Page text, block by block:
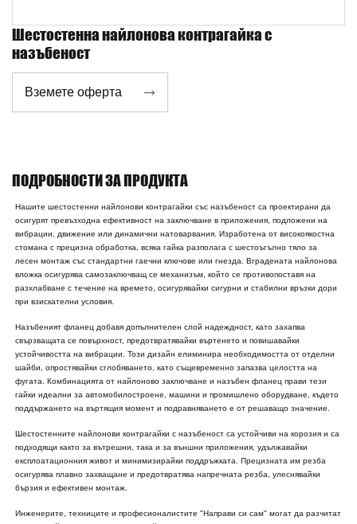
Шестостенна найлонова контрагайка с
назъбеност
Вземете оферта 
ПОДРОБНОСТИ ЗА ПРОДУКТА
Нашите шестостенни найлонови контрагайки със назъбеност са проектирани да
осигурят превъзходна ефективност на заключване в приложения, подложени на
вибрации, движение или динамични натоварвания. Изработена от високоякостна
стомана с прецизна обработка, всяка гайка разполага с шестоъгълно тяло за
лесен монтаж със стандартни гаечни ключове или гнезда. Вградената найлонова
вложка осигурява самозаключващ се механизъм, който се противопоставя на
разхлабване с течение на времето, осигурявайки сигурни и стабилни връзки дори
при взискателни условия.
Назъбеният фланец добавя допълнителен слой надеждност, като захапва
свързващата се повърхност, предотвратявайки въртенето и повишавайки
устойчивостта на вибрации. Този дизайн елиминира необходимостта от отделни
шайби, опростявайки сглобяването, като същевременно запазва целостта на
фугата. Комбинацията от найлоново заключване и назъбен фланец прави тези
гайки идеални за автомобилостроене, машини и промишлено оборудване, където
поддържането на въртящия момент и подравняването е от решаващо значение.
Шестостенните найлонови контрагайки с назъбеност са устойчиви на корозия и са
подходящи както за вътрешни, така и за външни приложения, удължавайки
експлоатационния живот и минимизирайки поддръжката. Прецизната им резба
осигурява плавно захващане и предотвратява напречната резба, улеснявайки
бързия и ефективен монтаж.
Инженерите, техниците и професионалистите "Направи си сам" могат да разчитат